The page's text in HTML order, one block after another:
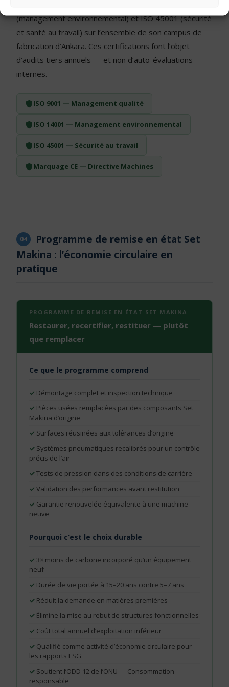
(management environnemental) et ISO 45001 (sécurité
et santé au travail) sur l’ensemble de son campus de
fabrication d’Ankara. Ces certifications font l’objet
d’audits tiers annuels — et non d’auto-évaluations
internes.
ISO 9001 — Management qualité
ISO 14001 — Management environnemental
ISO 45001 — Sécurité au travail
Marquage CE — Directive Machines
04
Programme de remise en état Set
Makina : l’économie circulaire en
pratique
PROGRAMME DE REMISE EN ÉTAT SET MAKINA
Restaurer, recertifier, restituer — plutôt
que remplacer
Ce que le programme comprend
Démontage complet et inspection technique
Pièces usées remplacées par des composants Set
Makina d’origine
Surfaces réusinées aux tolérances d’origine
Systèmes pneumatiques recalibrés pour un contrôle
précis de l’air
Tests de pression dans des conditions de carrière
Validation des performances avant restitution
Garantie renouvelée équivalente à une machine
neuve
Pourquoi c’est le choix durable
3× moins de carbone incorporé qu’un équipement
neuf
Durée de vie portée à 15–20 ans contre 5–7 ans
Réduit la demande en matières premières
Élimine la mise au rebut de structures fonctionnelles
Coût total annuel d’exploitation inférieur
Qualifié comme activité d’économie circulaire pour
les rapports ESG
Soutient l’ODD 12 de l’ONU — Consommation
responsable